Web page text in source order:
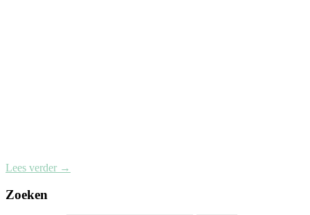
Lees verder →
Zoeken